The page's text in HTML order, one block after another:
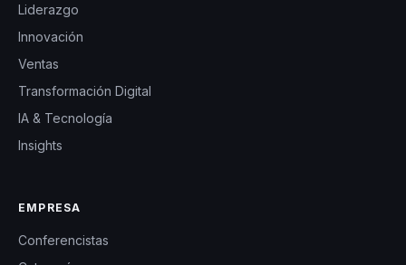
Liderazgo
Innovación
Ventas
Transformación Digital
IA & Tecnología
Insights
EMPRESA
Conferencistas